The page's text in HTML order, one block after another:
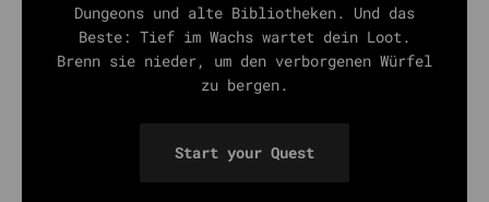
Dungeons und alte Bibliotheken. Und das
Beste: Tief im Wachs wartet dein Loot.
Brenn sie nieder, um den verborgenen Würfel
zu bergen.
Start your Quest